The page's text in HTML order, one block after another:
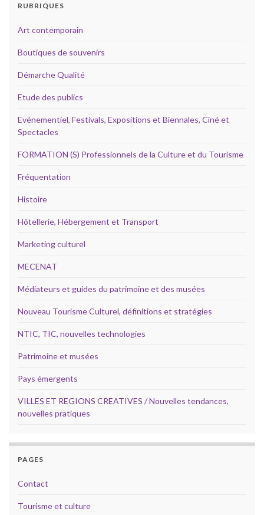
RUBRIQUES
Art contemporain
Boutiques de souvenirs
Démarche Qualité
Etude des publics
Evénementiel, Festivals, Expositions et Biennales, Ciné et
Spectacles
FORMATION (S) Professionnels de la Culture et du Tourisme
Fréquentation
Histoire
Hôtellerie, Hébergement et Transport
Marketing culturel
MECENAT
Médiateurs et guides du patrimoine et des musées
Nouveau Tourisme Culturel, définitions et stratégies
NTIC, TIC, nouvelles technologies
Patrimoine et musées
Pays émergents
VILLES ET REGIONS CREATIVES / Nouvelles tendances,
nouvelles pratiques
PAGES
Contact
Tourisme et culture